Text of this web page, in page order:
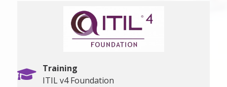
Training
ITIL v4 Foundation